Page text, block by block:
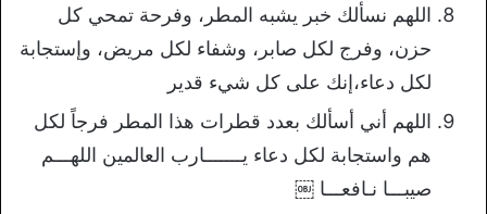
اللهم نسألك خبر يشبه المطر، وفرحة تمحي كل
حزن، وفرج لكل صابر، وشفاء لكل مريض، وإستجابة
لكل دعاء،إنك على كل شيء قدير
اللهم أني أسألك بعدد قطرات هذا المطر فرجاً لكل
هم واستجابة لكل دعاء يـــــــارب العالمين اللهـــم
صيبـــا نـافعـــا ￼